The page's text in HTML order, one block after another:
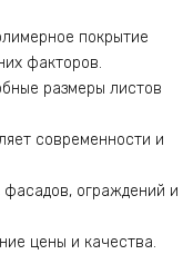
покрытие
факторов.
размеры листов
современности и
фасадов, ограждений и
цены и качества.